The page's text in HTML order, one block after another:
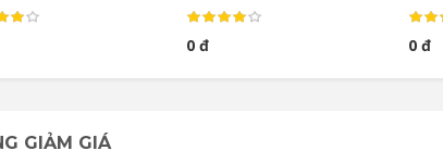
0 đ 0 đ
GIẢM GIÁ